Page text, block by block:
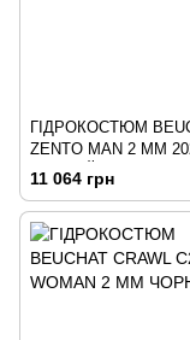
ГІДРОКОСТЮМ
ZENTO MAN 2 ММ
ЧОРНИЙ
11 064 грн